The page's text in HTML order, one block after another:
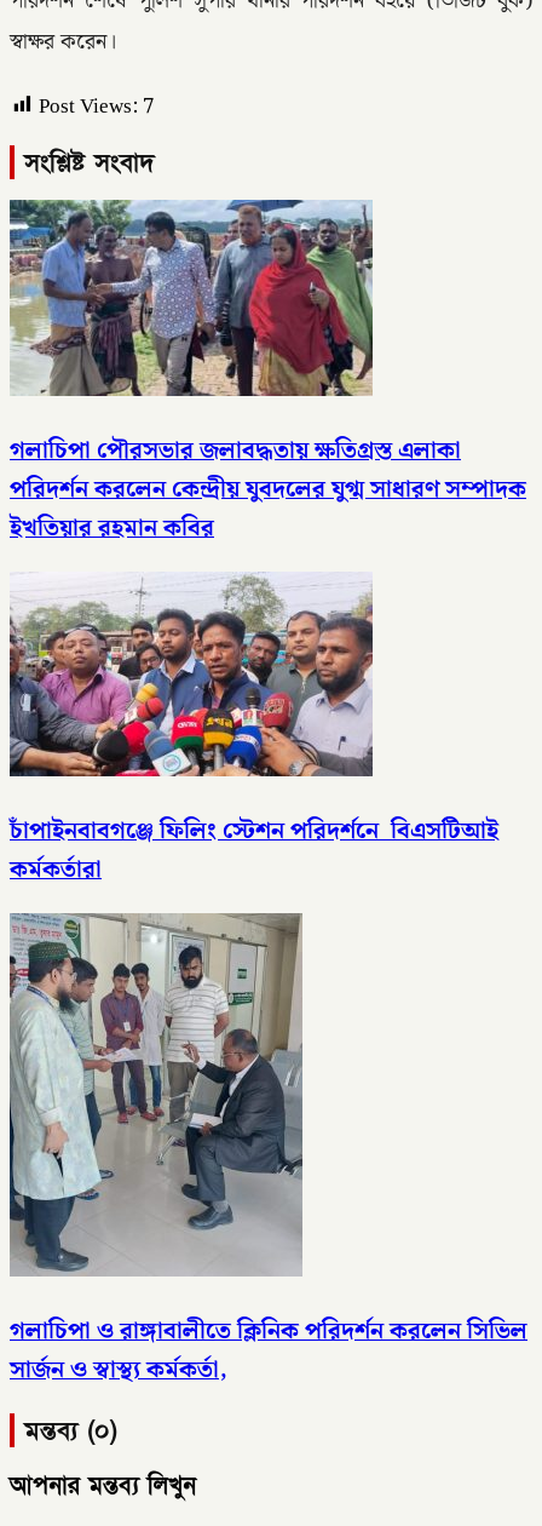
স্বাক্ষর করেন।
Post Views: 7
সংশ্লিষ্ট সংবাদ
গলাচিপা পৌরসভার জলাবদ্ধতায় ক্ষতিগ্রস্ত এলাকা
পরিদর্শন করলেন কেন্দ্রীয় যুবদলের যুগ্ম সাধারণ সম্পাদক
ইখতিয়ার রহমান কবির
চাঁপাইনবাবগঞ্জে ফিলিং স্টেশন পরিদর্শনে বিএসটিআই
কর্মকর্তারা
গলাচিপা ও রাঙ্গাবালীতে ক্লিনিক পরিদর্শন করলেন সিভিল
সার্জন ও স্বাস্থ্য কর্মকর্তা,
মন্তব্য (০)
আপনার মন্তব্য লিখুন